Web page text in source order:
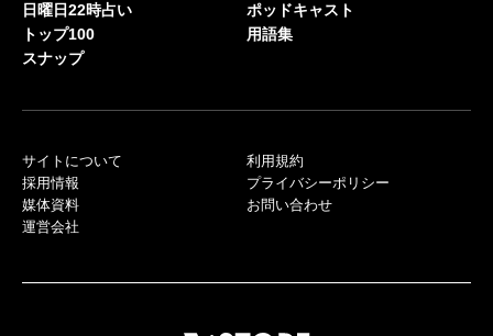
日曜日22時占い
トップ100
スナップ
ポッドキャスト
用語集
サイトについて
採用情報
媒体資料
運営会社
利用規約
プライバシーポリシー
お問い合わせ